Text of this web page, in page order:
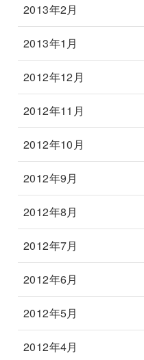
2013年2月
2013年1月
2012年12月
2012年11月
2012年10月
2012年9月
2012年8月
2012年7月
2012年6月
2012年5月
2012年4月